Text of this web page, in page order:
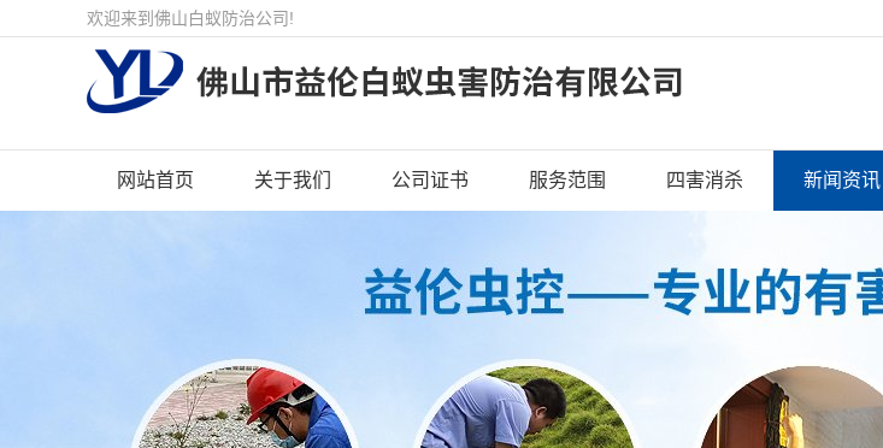
欢迎来到佛山白蚁防治公司!
网站首页 关于我们 公司证书 服务范围 四害消杀 新闻资讯